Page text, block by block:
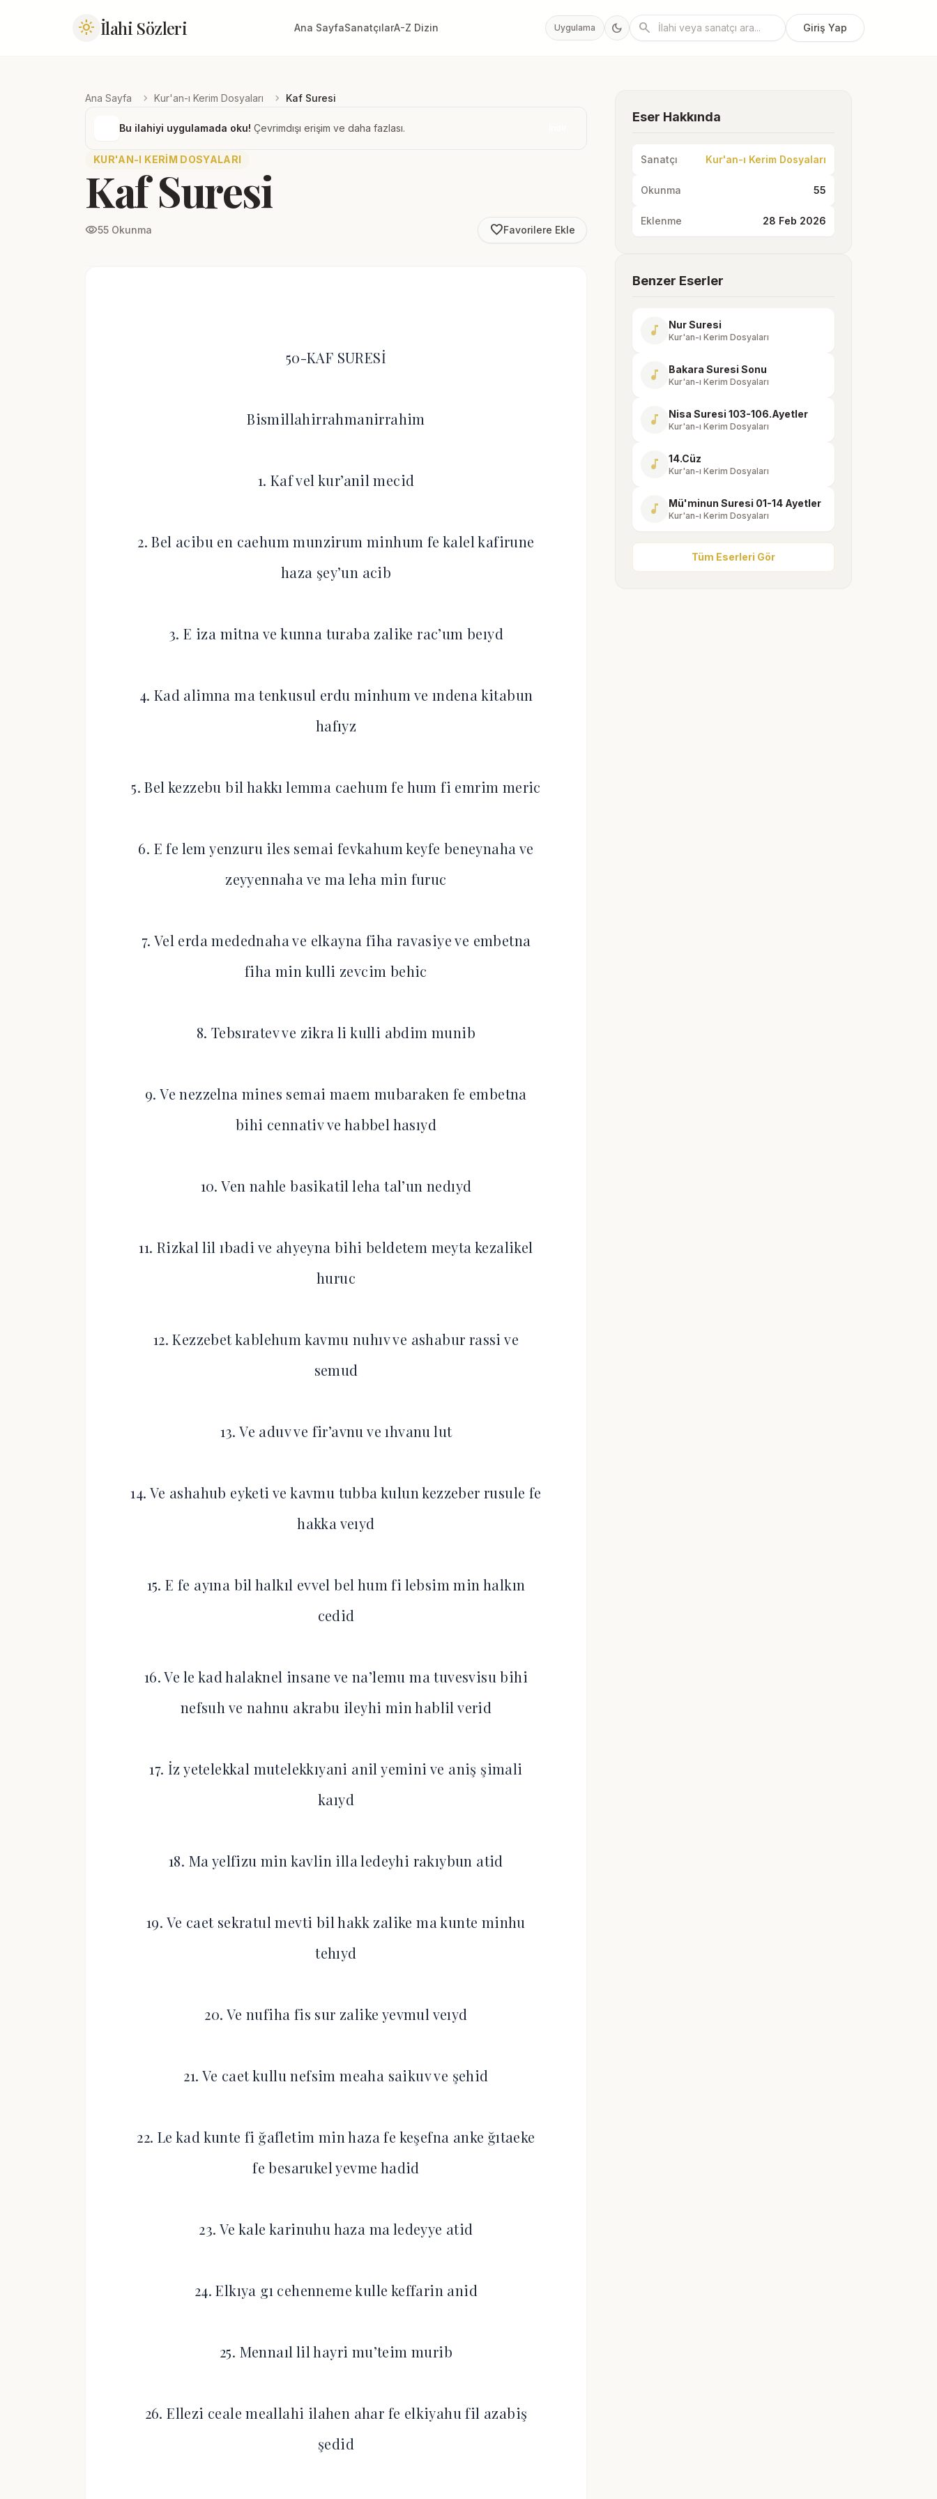
light_mode İlahi Sözleri Ana SayfaSanatçılarA-Z Dizin Uygulama dark_mode search Giriş Yap
Ana Sayfa chevron_right Kur'an-ı Kerim Dosyaları chevron_right Kaf Suresi
Bu ilahiyi uygulamada oku! Çevrimdışı erişim ve daha fazlası.
KUR'AN-I KERIM DOSYALARI
Kaf Suresi
visibility55 Okunma favorite_borderFavorilere Ekle
Eser Hakkında
Sanatçı Kur'an-ı Kerim Dosyaları
Okunma 55
Eklenme 28 Feb 2026
Benzer Eserler
music_note Nur Suresi
Kur'an-ı Kerim Dosyaları
music_note Bakara Suresi Sonu
Kur'an-ı Kerim Dosyaları
music_note Nisa Suresi 103-106.Ayetler
Kur'an-ı Kerim Dosyaları
music_note 14.Cüz
Kur'an-ı Kerim Dosyaları
music_note Mü'minun Suresi 01-14 Ayetler
Kur'an-ı Kerim Dosyaları
Tüm Eserleri Gör